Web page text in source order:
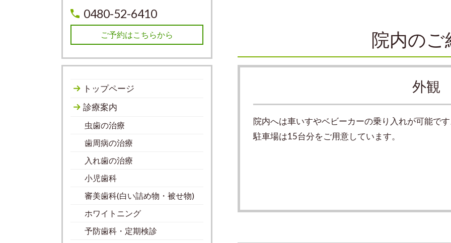
院内のご
外観
院内へは車いすやベビーカーの乗り入れが可能で
駐車場は15台分をご用意しています。
0480-52-6410
ご予約はこちらから
トップページ
診療案内
虫歯の治療
歯周病の治療
入れ歯の治療
小児歯科
審美歯科(白い詰め物・被せ物)
ホワイトニング
予防歯科・定期検診